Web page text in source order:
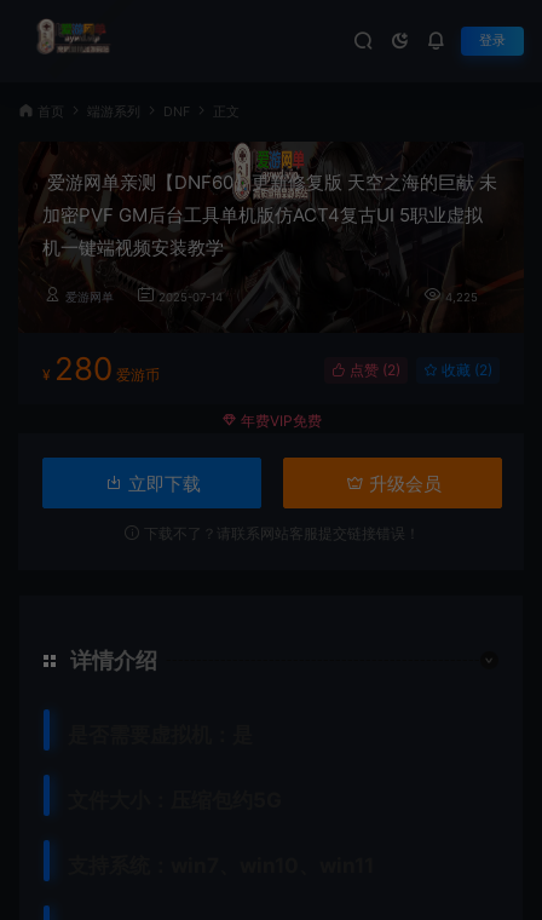
登录
首页 端游系列 DNF 正文
爱游网单亲测【DNF60】更新修复版 天空之海的巨献 未
加密PVF GM后台工具单机版仿ACT4复古UI 5职业虚拟
机一键端视频安装教学
爱游网单 2025-07-14 4,225
¥ 280 爱游币 点赞 (2) 收藏 (2)
年费VIP免费
立即下载 升级会员
下载不了？请联系网站客服提交链接错误！
详情介绍